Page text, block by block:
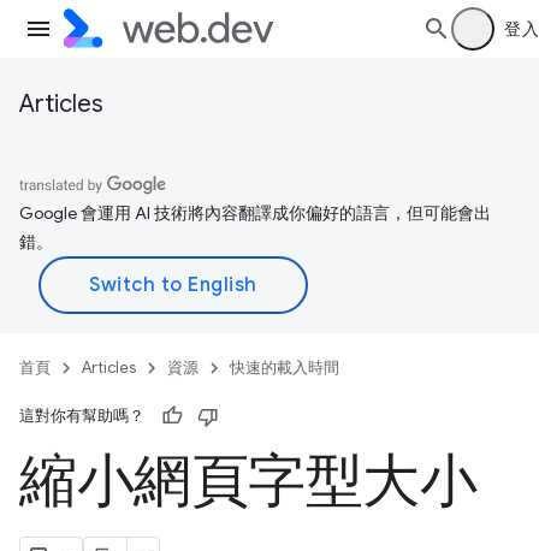
登入
Articles
Google 會運用 AI 技術將內容翻譯成你偏好的語言，但可能會出
錯。
首頁 Articles 資源 快速的載入時間
這對你有幫助嗎？
縮小網頁字型大小